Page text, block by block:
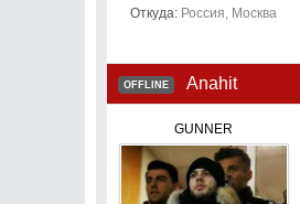
Откуда: Россия, Москва
OFFLINE Anahit
GUNNER